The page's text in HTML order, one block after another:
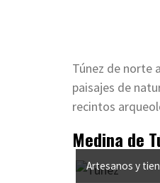
Túnez de norte
paisajes de
recintos
Medina de
Artesanos y